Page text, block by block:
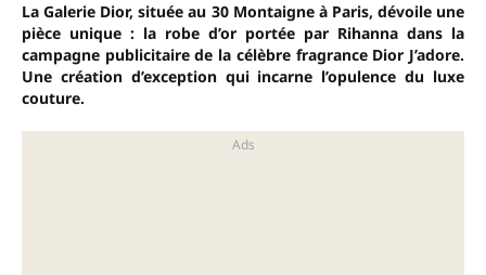
La Galerie Dior, située au 30 Montaigne à Paris, dévoile une
pièce unique : la robe d’or portée par Rihanna dans la
campagne publicitaire de la célèbre fragrance Dior J’adore.
Une création d’exception qui incarne l’opulence du luxe
couture.